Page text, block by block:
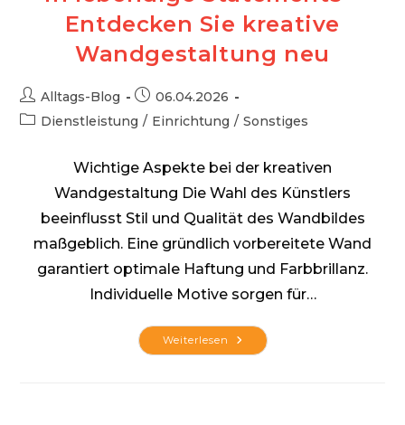
Entdecken Sie kreative
Wandgestaltung neu
Beitrags-
Autor:
Alltags-Blog
Beitrag
veröffentlicht:
06.04.2026
Beitrags-
Dienstleistung / Einrichtung / Sonstiges
Wichtige Aspekte bei der kreativen
Wandgestaltung Die Wahl des Künstlers
beeinflusst Stil und Qualität des Wandbildes
maßgeblich. Eine gründlich vorbereitete Wand
garantiert optimale Haftung und Farbbrillanz.
Individuelle Motive sorgen für…
Weiterlesen Verwandeln
Sie